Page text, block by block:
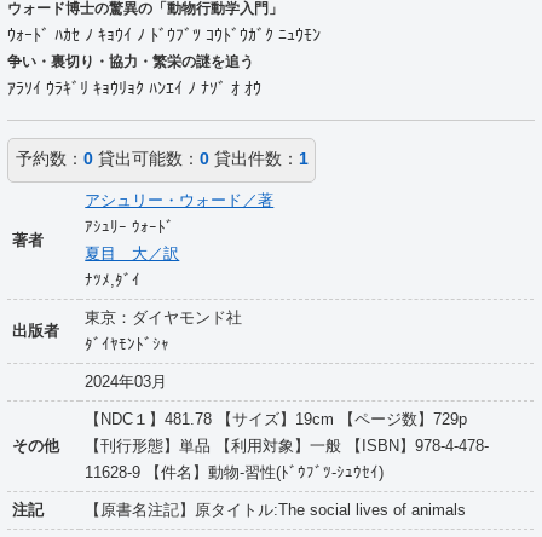
ウォード博士の驚異の「動物行動学入門」
ｳｫｰﾄﾞ ﾊｶｾ ﾉ ｷｮｳｲ ﾉ ﾄﾞｳﾌﾞﾂ ｺｳﾄﾞｳｶﾞｸ ﾆｭｳﾓﾝ
争い・裏切り・協力・繁栄の謎を追う
ｱﾗｿｲ ｳﾗｷﾞﾘ ｷｮｳﾘｮｸ ﾊﾝｴｲ ﾉ ﾅｿﾞ ｵ ｵｳ
予約数： 0貸出可能数： 0貸出件数： 1
著者
アシュリー・ウォード／著
ｱｼｭﾘｰ ｳｫｰﾄﾞ
夏目 大／訳
ﾅﾂﾒ,ﾀﾞｲ
出版者
東京：ダイヤモンド社
ﾀﾞｲﾔﾓﾝﾄﾞｼｬ
2024年03月
その他
【NDC１】481.78 【サイズ】19cm 【ページ数】729p
【刊行形態】単品 【利用対象】一般 【ISBN】978-4-478-
11628-9 【件名】動物-習性(ﾄﾞｳﾌﾞﾂ-ｼｭｳｾｲ)
注記 【原書名注記】原タイトル:The social lives of animals